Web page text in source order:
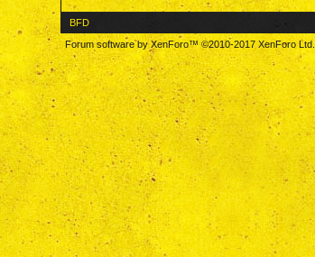
BFD
Forum software by XenForo™©2010-2017 XenForo Ltd.